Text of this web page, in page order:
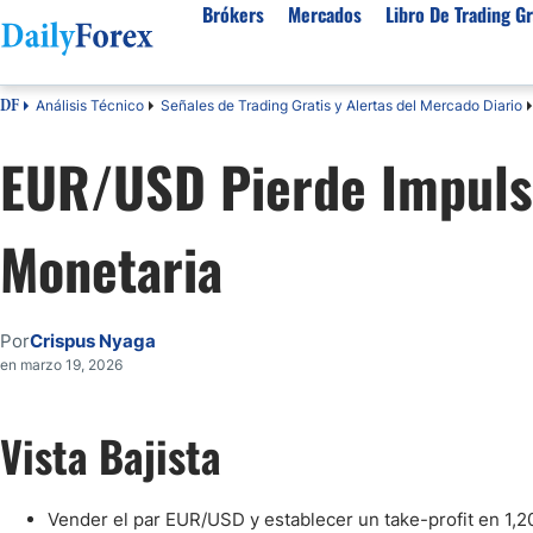
Brókers
España
Argentina
Rep. Dominicana
Mexico
Costa Rica
Cuba
Mercados
Divisas
USD/JPY
EUR/USD
USD/PEN
Materias Primas
Oro (XAU/USD)
Petróleo WTI
Indices
Libro De Trading
Sobre Nosotros
Política editorial
Cómo generamos ingresos
Nuestra metodología
Por qué confiar en nosotros
DF Análisis Técnico Señales de Trading Gratis y Alertas del Mercado Diario
EUR/USD Pierde
Monetaria
PorCrispus Nyaga
en marzo 19, 2026
Vista Bajista
Vender el par EUR/USD y establecer un take-profit en